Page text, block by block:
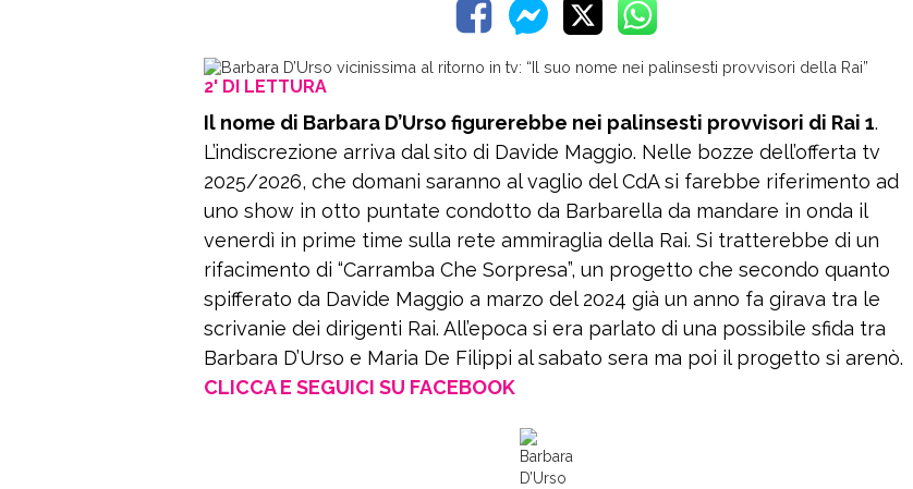
2' DI LETTURA
Il nome di Barbara D’Urso figurerebbe nei palinsesti provvisori di Rai 1.
L’indiscrezione arriva dal sito di Davide Maggio. Nelle bozze dell’offerta tv
2025/2026, che domani saranno al vaglio del CdA si farebbe riferimento ad
uno show in otto puntate condotto da Barbarella da mandare in onda il
venerdì in prime time sulla rete ammiraglia della Rai. Si tratterebbe di un
rifacimento di “Carramba Che Sorpresa”, un progetto che secondo quanto
spifferato da Davide Maggio a marzo del 2024 già un anno fa girava tra le
scrivanie dei dirigenti Rai. All’epoca si era parlato di una possibile sfida tra
Barbara D’Urso e Maria De Filippi al sabato sera ma poi il progetto si arenò.
CLICCA E SEGUICI SU FACEBOOK
Barbara
D’Urso